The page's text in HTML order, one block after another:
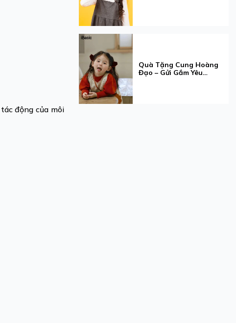
động của môi
Quà Tặng Cung Hoàng
Đạo – Gửi Gắm Yêu